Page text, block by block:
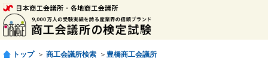
トップ ＞ 商工会議所検索 ＞ 豊橋商工会議所